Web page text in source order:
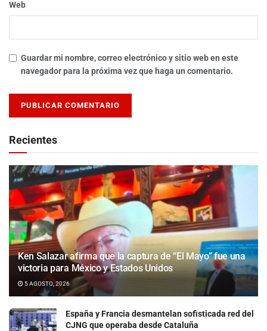
Web
Guardar mi nombre, correo electrónico y sitio web en este
navegador para la próxima vez que haga un comentario.
Recientes
Ken Salazar afirma que la captura de “El Mayo” fue una
victoria para México y Estados Unidos
5 AGOSTO, 2026
España y Francia desmantelan sofisticada red del
CJNG que operaba desde Cataluña